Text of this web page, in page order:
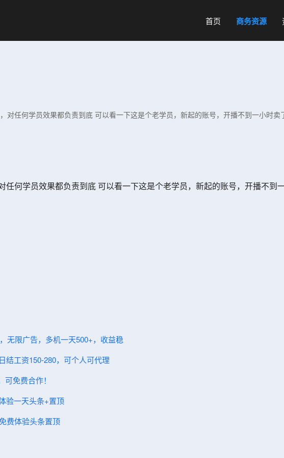
首页 商务资源
对任何学员效果都负责到底 可以看一下这是个老学员，新起的账号，开播不到一小时
何学员效果都负责到底 可以看一下这是个老学员，新起的账号，开播不到
无限广告，多机一天500+，收益稳
结工资150-280，可个人可代理
免费合作！
验一天头条+置顶
费体验头条置顶